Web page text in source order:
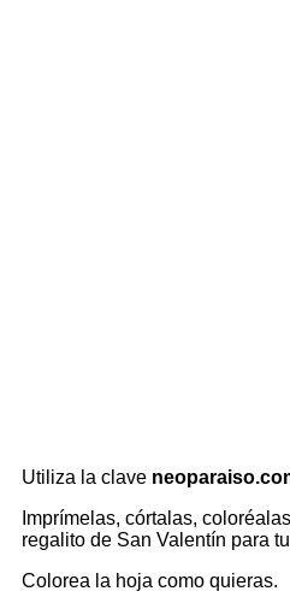
Utiliza la clave
Imprímelas, córtalas,
regalito de San Valentín para
Colorea la hoja como quieras.